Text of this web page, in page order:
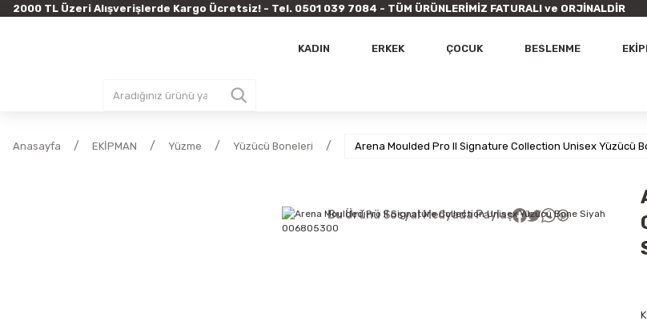
2000 TL Üzeri Alışverişlerde Kargo Ücretsiz! - Tel. 0501 039 7084 - TÜM ÜRÜNLERİMİZ FATURALI ve ORJİNALDİR
KADIN ERKEK ÇOCUK BESLENME
Anasayfa EKİPMAN Yüzme Yüzücü Boneleri Arena Moulded Pro II Signature Collection Unisex Yüzücü
Bu Ürünü Sosyal Medyada Paylaş